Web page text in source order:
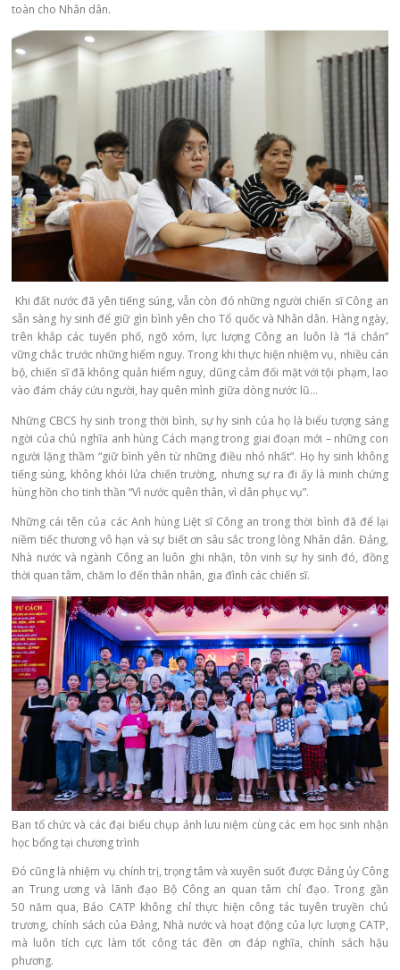
toàn cho Nhân dân.
Khi đất nước đã yên tiếng súng, vẫn còn đó những người chiến sĩ Công an
sẵn sàng hy sinh để giữ gìn bình yên cho Tổ quốc và Nhân dân. Hàng ngày,
trên khắp các tuyến phố, ngõ xóm, lực lượng Công an luôn là “lá chắn”
vững chắc trước những hiểm nguy. Trong khi thực hiện nhiệm vụ, nhiều cán
bộ, chiến sĩ đã không quản hiểm nguy, dũng cảm đối mặt với tội phạm, lao
vào đám cháy cứu người, hay quên mình giữa dòng nước lũ…
Những CBCS hy sinh trong thời bình, sự hy sinh của họ là biểu tượng sáng
ngời của chủ nghĩa anh hùng Cách mạng trong giai đoạn mới – những con
người lặng thầm “giữ bình yên từ những điều nhỏ nhất”. Họ hy sinh không
tiếng súng, không khói lửa chiến trường, nhưng sự ra đi ấy là minh chứng
hùng hồn cho tinh thần “Vì nước quên thân, vì dân phục vụ”.
Những cái tên của các Anh hùng Liệt sĩ Công an trong thời bình đã để lại
niềm tiếc thương vô hạn và sự biết ơn sâu sắc trong lòng Nhân dân. Đảng,
Nhà nước và ngành Công an luôn ghi nhận, tôn vinh sự hy sinh đó, đồng
thời quan tâm, chăm lo đến thân nhân, gia đình các chiến sĩ.
Ban tổ chức và các đại biểu chụp ảnh lưu niệm cùng các em học sinh nhận
học bổng tại chương trình
Đó cũng là nhiệm vụ chính trị, trọng tâm và xuyên suốt được Đảng ủy Công
an Trung ương và lãnh đạo Bộ Công an quan tâm chỉ đạo. Trong gần
50 năm qua, Báo CATP không chỉ thực hiện công tác tuyên truyền chủ
trương, chính sách của Đảng, Nhà nước và hoạt động của lực lượng CATP,
mà luôn tích cực làm tốt công tác đền ơn đáp nghĩa, chính sách hậu
phương.